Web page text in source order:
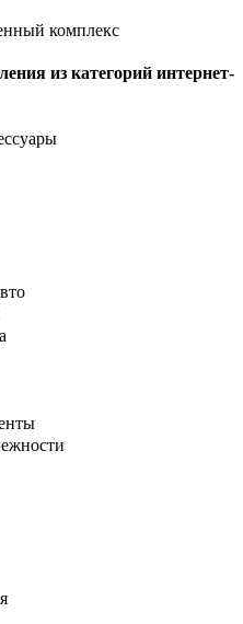
комплекс
из категорий интернет-